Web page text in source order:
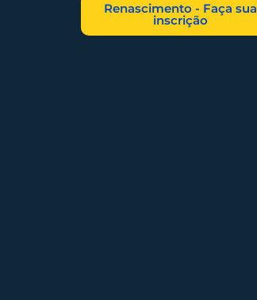
Renascimento - Faça sua
inscrição